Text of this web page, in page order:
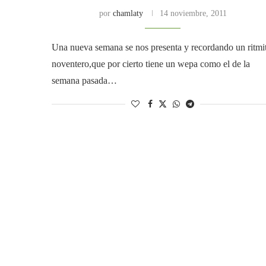
por chamlaty 14 noviembre, 2011
Una nueva semana se nos presenta y recordando un
noventero,que por cierto tiene un wepa como el de la
semana pasada…